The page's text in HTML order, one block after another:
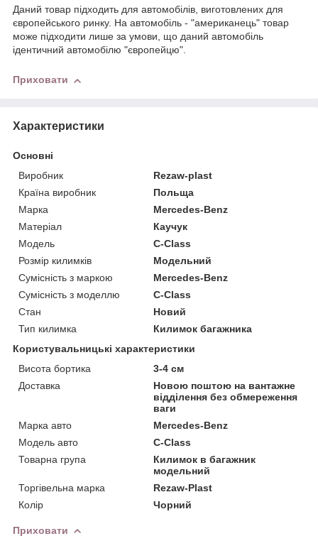
Даний товар підходить для автомобілів, виготовлених для
європейського ринку. На автомобіль - "американець" товар
може підходити лише за умови, що даний автомобіль
ідентичний автомобілю "європейцю".
Приховати
Характеристики
Основні
Виробник
Rezaw-plast
Країна виробник
Польща
Марка
Mercedes-Benz
Матеріал
Каучук
Модель
C-Class
Розмір килимків
Модельний
Сумісність з маркою
Mercedes-Benz
Сумісність з моделлю
C-Class
Стан
Новий
Тип килимка
Килимок багажника
Користувальницькі характеристики
Висота бортика
3-4 см
Доставка
Новою поштою на вантажне
відділення без обмереження
ваги
Марка авто
Mercedes-Benz
Модель авто
C-Class
Товарна група
Килимок в багажник
модельний
Торгівельна марка
Rezaw-Plast
Колір
Чорний
Приховати